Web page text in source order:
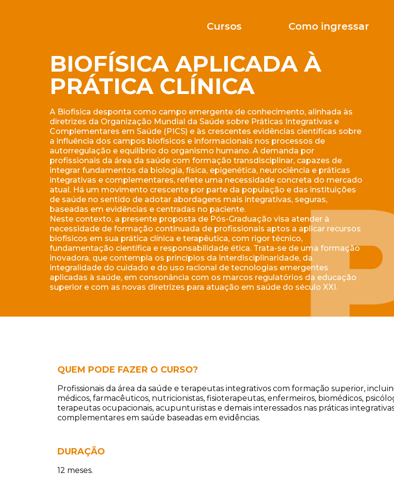
Cursos Como ingressar
BIOFÍSICA APLICADA À
PRÁTICA CLÍNICA
A Biofísica desponta como campo emergente de conhecimento, alinhada às
diretrizes da Organização Mundial da Saúde sobre Práticas Integrativas e
Complementares em Saúde (PICS) e às crescentes evidências científicas sobre
a influência dos campos biofísicos e informacionais nos processos de
autorregulação e equilíbrio do organismo humano. A demanda por
profissionais da área da saúde com formação transdisciplinar, capazes de
integrar fundamentos da biologia, física, epigenética, neurociência e práticas
integrativas e complementares, reflete uma necessidade concreta do mercado
atual. Há um movimento crescente por parte da população e das instituições
de saúde no sentido de adotar abordagens mais integrativas, seguras,
baseadas em evidências e centradas no paciente.
Neste contexto, a presente proposta de Pós-Graduação visa atender à
necessidade de formação continuada de profissionais aptos a aplicar recursos
biofísicos em sua prática clínica e terapêutica, com rigor técnico,
fundamentação científica e responsabilidade ética. Trata-se de uma formação
inovadora, que contempla os princípios da interdisciplinaridade, da
integralidade do cuidado e do uso racional de tecnologias emergentes
aplicadas à saúde, em consonância com os marcos regulatórios da educação
superior e com as novas diretrizes para atuação em saúde do século XXI.
QUEM PODE FAZER O CURSO?
Profissionais da área da saúde e terapeutas integrativos com formação superior,
médicos, farmacêuticos, nutricionistas, fisioterapeutas, enfermeiros, biomédicos,
terapeutas ocupacionais, acupunturistas e demais interessados nas práticas
complementares em saúde baseadas em evidências.
DURAÇÃO
12 meses.